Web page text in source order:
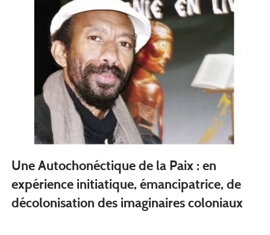
Une Autochonéctique de la Paix : en
expérience initiatique, émancipatrice, de
décolonisation des imaginaires coloniaux